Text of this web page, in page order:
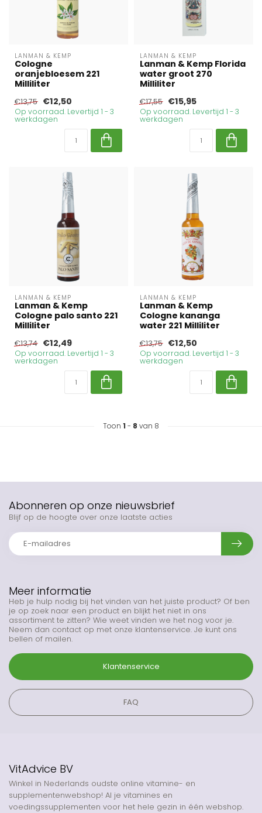
LANMAN & KEMP
Cologne
oranjebloesem 221
Milliliter
€13,75 €12,50
Op voorraad. Levertijd 1 - 3
werkdagen
LANMAN & KEMP
Lanman & Kemp Florida
water groot 270
Milliliter
€17,55 €15,95
Op voorraad. Levertijd 1 - 3
werkdagen
LANMAN & KEMP
Lanman & Kemp
Cologne palo santo 221
Milliliter
€13,74 €12,49
Op voorraad. Levertijd 1 - 3
werkdagen
LANMAN & KEMP
Lanman & Kemp
Cologne kananga
water 221 Milliliter
€13,75 €12,50
Op voorraad. Levertijd 1 - 3
werkdagen
Toon 1 - 8 van 8
Meer informatie
Heb je hulp nodig bij het vinden van het juiste product? Of ben
je op zoek naar een product en blijkt het niet in ons
assortiment te zitten? Wie weet vinden we het nog voor je.
Neem dan contact op met onze klantenservice. Je kunt ons
bellen of mailen.
Klantenservice
FAQ
Abonneren op onze nieuwsbrief
Blijf op de hoogte over onze laatste acties
VitAdvice BV
Winkel in Nederlands oudste online vitamine- en
supplementenwebshop! Al je vitamines en
voedingssupplementen voor het hele gezin in één webshop.